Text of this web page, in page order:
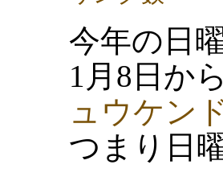
今年の日
1月8日か
ュウケン
つまり日